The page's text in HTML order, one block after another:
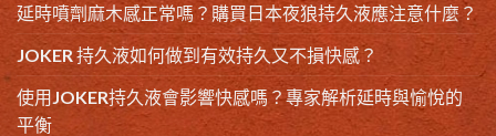
延時噴劑麻木感正常嗎？購買日本夜狼持久液應注意什麼？
JOKER 持久液如何做到有效持久又不損快感？
使用JOKER持久液會影響快感嗎？專家解析延時與愉悅的
平衡